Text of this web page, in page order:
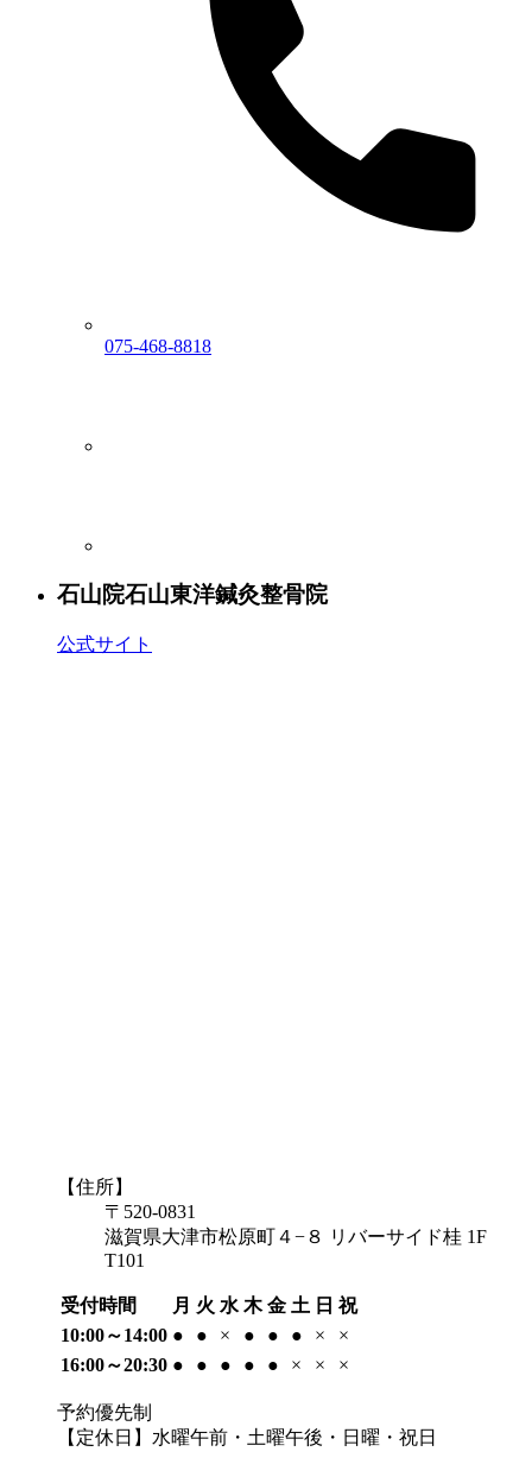
075-468-8818
石山院石山東洋鍼灸整骨院
公式サイト
【住所】
〒520-0831
滋賀県大津市松原町４−８ リバーサイド桂 1F
T101
受付時間 月 火 水 木 金 土 日 祝
10:00～14:00 ● ● × ● ● ● ×
×
16:00～20:30 ● ● ● ● ● × × ×
予約優先制
【定休日】水曜午前・土曜午後・日曜・祝日